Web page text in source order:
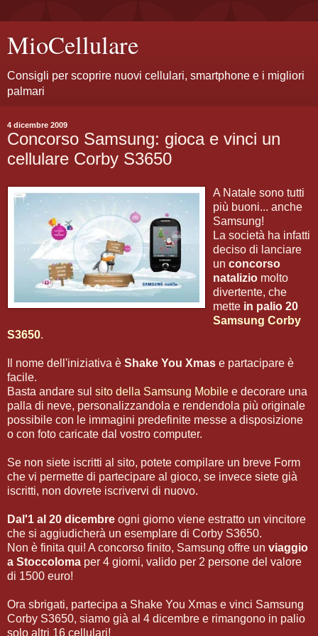
MioCellulare
Consigli per scoprire nuovi cellulari, smartphone e i migliori
palmari
4 dicembre 2009
Concorso Samsung: gioca e vinci un
cellulare Corby S3650
A Natale sono tutti
più buoni... anche
Samsung!
La società ha infatti
deciso di lanciare
un concorso
natalizio molto
divertente, che
mette in palio 20
Samsung Corby
S3650.
Il nome dell'iniziativa è Shake You Xmas e partacipare è
facile.
Basta andare sul sito della Samsung Mobile e decorare una
palla di neve, personalizzandola e rendendola più originale
possibile con le immagini predefinite messe a disposizione
o con foto caricate dal vostro computer.
Se non siete iscritti al sito, potete compilare un breve Form
che vi permette di partecipare al gioco, se invece siete già
iscritti, non dovrete iscrivervi di nuovo.
Dal'1 al 20 dicembre ogni giorno viene estratto un vincitore
che si aggiudicherà un esemplare di Corby S3650.
Non è finita qui! A concorso finito, Samsung offre un viaggio
a Stoccoloma per 4 giorni, valido per 2 persone del valore
di 1500 euro!
Ora sbrigati, partecipa a Shake You Xmas e vinci Samsung
Corby S3650, siamo già al 4 dicembre e rimangono in palio
solo altri 16 cellulari!